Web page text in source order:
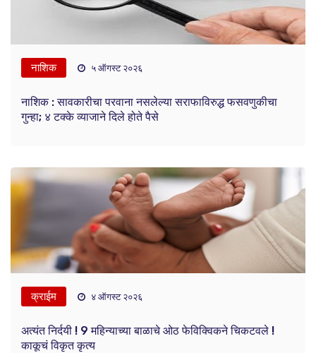
नाशिक ५ ऑगस्ट २०२६
नाशिक : सावकारीचा परवाना नसलेल्या सराफाविरुद्ध फसवणुकीचा
गुन्हा; ४ टक्के व्याजाने दिले होते पैसे
क्राईम ४ ऑगस्ट २०२६
अत्यंत निर्दयी ! 9 महिन्याच्या बाळाचे ओठ फेविक्विकने चिकटवले !
काकूचं विकृत कृत्य